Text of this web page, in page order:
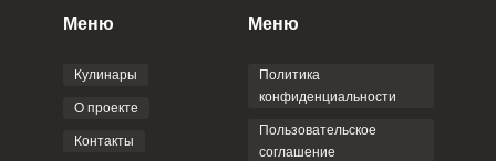
Пользовательским
соглашением
Меню
Кулинары
О проекте
Контакты
Меню
Политика
конфиденциальности
Пользовательское
соглашение